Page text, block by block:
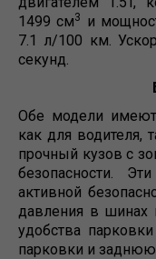
1499 см3
и
7.1 л/100 км.
секунд.
Обе модели имеют
как для водителя,
прочный кузов с
безопасности.
активной
давления в шинах
удобства
парковки и